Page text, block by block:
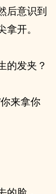
后意识到
开。
的发夹？
来拿你